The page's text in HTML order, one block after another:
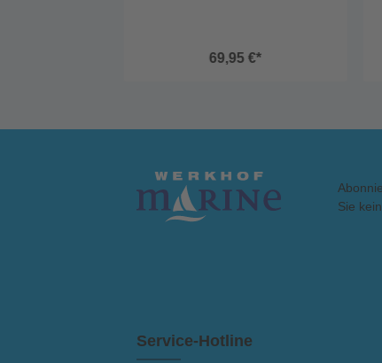
die nachhaltige Produktion/Verpackung
69,95 €*
Sie
Service-Hotline